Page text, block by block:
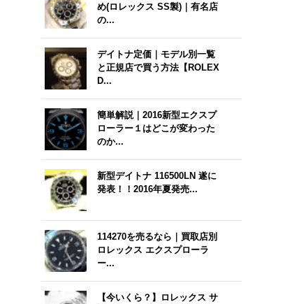
め(ロレックス SS製)｜有名店
の...
デイトナ定価｜モデル別一覧
と正規店で買う方法【ROLEX
D...
簡単解説｜2016新型エクスプ
ローラー１はどこが変わった
のか...
新型デイトナ 116500LN 遂に
発表！！2016年夏発売...
114270を売るなら｜買取店別
ロレックス エクスプローラ
ー...
【今いくら？】ロレックス サ